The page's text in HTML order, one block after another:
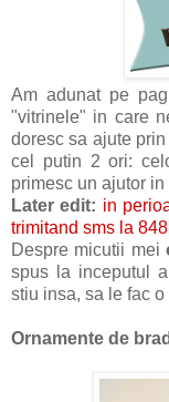
Am adunat pe
"vitrinele" in care
doresc sa ajute
cel putin 2 ori:
primesc un ajutor
Later edit: in
trimitand sms la 848
Despre micutii mei
spus la inceputul
stiu insa, sa le fac
Ornamente de